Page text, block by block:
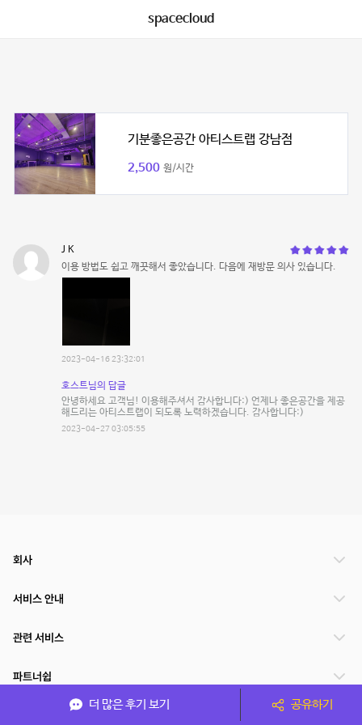
spacecloud
기분좋은공간 아티스트랩 강남점
2,500 원/시간
J K
이용 방법도 쉽고 깨끗해서 좋았습니다. 다음에 재방문 의사 있습니다.
2023-04-16 23:32:01
호스트님의 답글
안녕하세요 고객님! 이용해주셔서 감사합니다:) 언제나 좋은공간을 제공
해드리는 아티스트랩이 되도록 노력하겠습니다. 감사합니다:)
2023-04-27 03:05:55
더 많은 후기 보기 공유하기
회사
서비스 안내
관련 서비스
파트너쉽
서비스 제공 국가